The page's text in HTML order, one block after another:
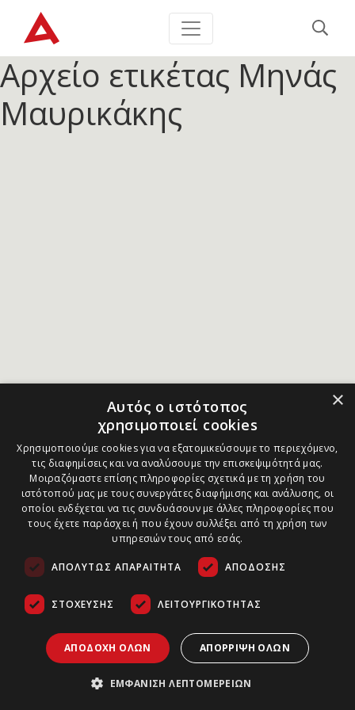
Αρχείο ετικέτας Μηνάς
Μαυρικάκης
×
Αυτός ο ιστότοπος
χρησιμοποιεί cookies
Χρησιμοποιούμε cookies για να εξατομικεύσουμε το περιεχόμενο,
τις διαφημίσεις και να αναλύσουμε την επισκεψιμότητά μας.
Μοιραζόμαστε επίσης πληροφορίες σχετικά με τη χρήση του
ιστότοπού μας με τους συνεργάτες διαφήμισης και ανάλυσης, οι
οποίοι ενδέχεται να τις συνδυάσουν με άλλες πληροφορίες που
τους έχετε παράσχει ή που έχουν συλλέξει από τη χρήση των
υπηρεσιών τους από εσάς.
ΑΠΟΛΎΤΩΣ ΑΠΑΡΑΊΤΗΤΑ ΑΠΌΔΟΣΗΣ
ΣΤΌΧΕΥΣΗΣ ΛΕΙΤΟΥΡΓΙΚΌΤΗΤΑΣ
ΑΠΟΔΟΧΉ ΌΛΩΝ ΑΠΌΡΡΙΨΗ ΌΛΩΝ
ΕΜΦΆΝΙΣΗ ΛΕΠΤΟΜΕΡΕΙΏΝ